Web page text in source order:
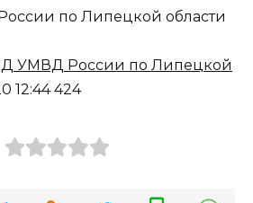
по Липецкой области
УМВД России по Липецкой
12:44 424